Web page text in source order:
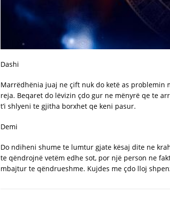
Dashi
Marrëdhënia juaj ne çift nuk do ketë as problemin
reja. Beqaret do lëvizin çdo gur ne mënyrë qe te
t’i shlyeni te gjitha borxhet qe keni pasur.
Demi
Do ndiheni shume te lumtur gjate kësaj dite ne
te qëndrojnë vetëm edhe sot, por një person ne
mbajtur te qëndrueshme. Kujdes me çdo lloj